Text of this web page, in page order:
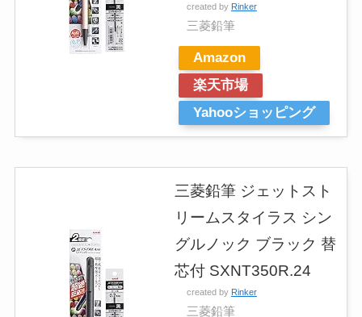
created by Rinker
三菱鉛筆
Amazon
楽天市場
Yahooショッピング
三菱鉛筆 ジェットスト
リームスタイラス シン
グルノック ブラック 替
芯付 SXNT350R.24
created by Rinker
三菱鉛筆